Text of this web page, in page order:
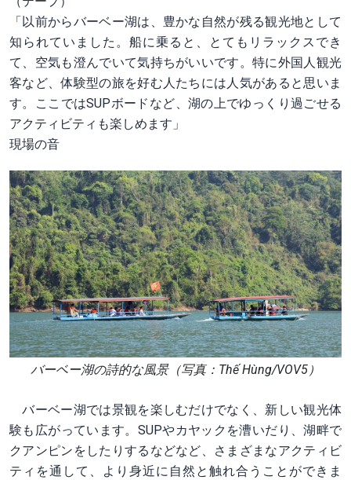
「以前からバーベー湖は、豊かな自然が残る観光地として
知られていました。船に乗ると、とてもリラックスでき
て、空気も澄んでいて気持ちがいいです。特に外国人観光
客など、体験型の旅を好む人たちには人気があると思いま
す。ここではSUPボードなど、湖の上でゆっくり過ごせる
アクティビティも楽しめます」
現場の音
バーベー湖の詩的な風景（写真：Thế Hùng/VOV5）
バーベー湖では景観を楽しむだけでなく、新しい観光体
験も広がっています。SUPやカヤックを漕いだり、湖畔で
クアンピンをしたりするなどなど、さまざまなアクティビ
ティを通して、より身近に自然と触れ合うことができま